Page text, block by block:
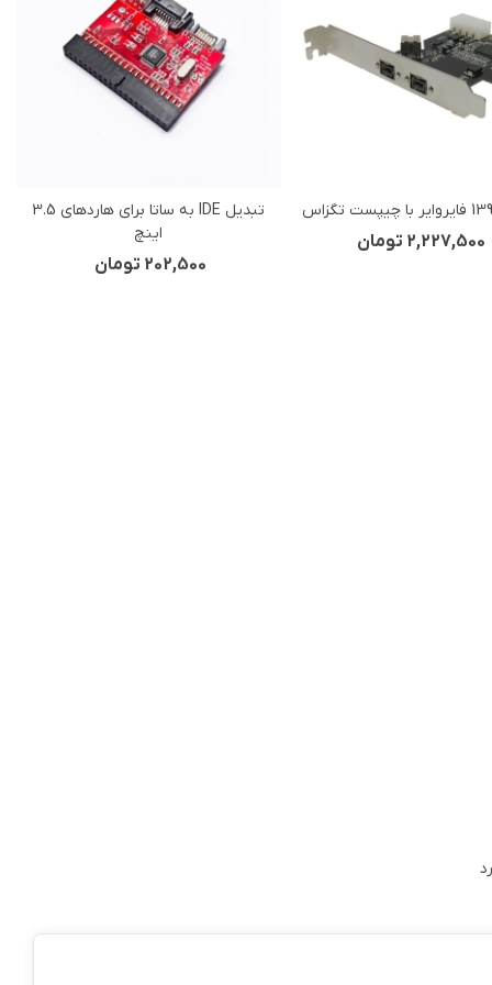
View
Love
2,227,500 تومان
View more
Love تبدیل IDE به ساتا برای هاردهای 3.5
اینچ
202,500 تومان